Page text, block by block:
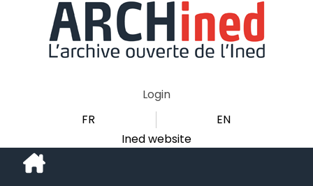
Login
FR
EN
Ined website